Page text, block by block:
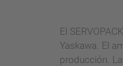
El
Yaskawa. El
producción.